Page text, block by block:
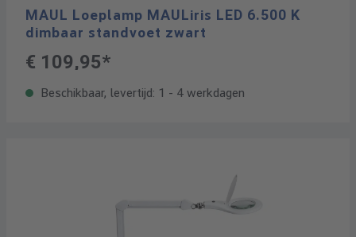
MAUL Loeplamp MAULiris LED 6.500 K
dimbaar standvoet zwart
€ 109,95*
Beschikbaar, levertijd: 1 - 4 werkdagen